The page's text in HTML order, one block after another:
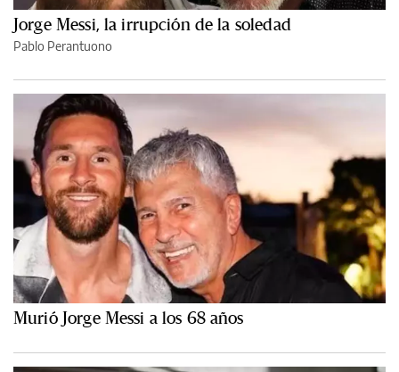
Jorge Messi, la irrupción de la soledad
Pablo Perantuono
Murió Jorge Messi a los 68 años